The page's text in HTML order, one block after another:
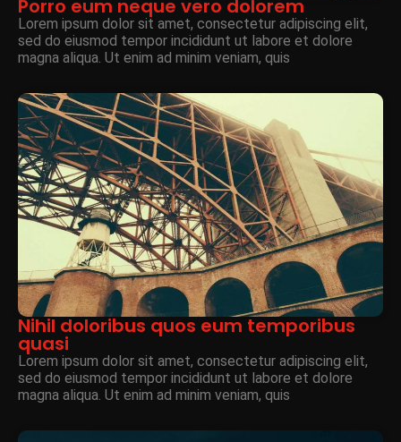
Porro eum neque vero dolorem
Lorem ipsum dolor sit amet, consectetur adipiscing elit,
sed do eiusmod tempor incididunt ut labore et dolore
magna aliqua. Ut enim ad minim veniam, quis
Nihil doloribus quos eum temporibus
quasi
Lorem ipsum dolor sit amet, consectetur adipiscing elit,
sed do eiusmod tempor incididunt ut labore et dolore
magna aliqua. Ut enim ad minim veniam, quis